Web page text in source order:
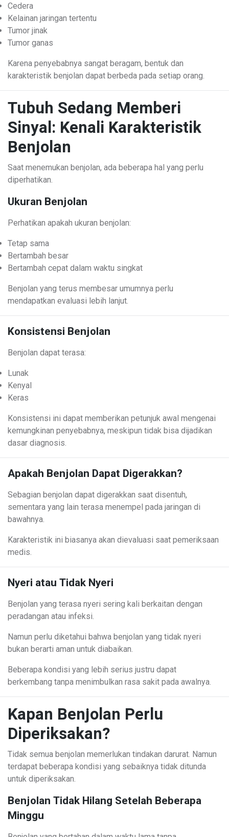
Cedera
Kelainan jaringan tertentu
Tumor jinak
Tumor ganas
Karena penyebabnya sangat beragam, bentuk dan
karakteristik benjolan dapat berbeda pada setiap orang.
Tubuh Sedang Memberi
Sinyal: Kenali Karakteristik
Benjolan
Saat menemukan benjolan, ada beberapa hal yang perlu
diperhatikan.
Ukuran Benjolan
Perhatikan apakah ukuran benjolan:
Tetap sama
Bertambah besar
Bertambah cepat dalam waktu singkat
Benjolan yang terus membesar umumnya perlu
mendapatkan evaluasi lebih lanjut.
Konsistensi Benjolan
Benjolan dapat terasa:
Lunak
Kenyal
Keras
Konsistensi ini dapat memberikan petunjuk awal mengenai
kemungkinan penyebabnya, meskipun tidak bisa dijadikan
dasar diagnosis.
Apakah Benjolan Dapat Digerakkan?
Sebagian benjolan dapat digerakkan saat disentuh,
sementara yang lain terasa menempel pada jaringan di
bawahnya.
Karakteristik ini biasanya akan dievaluasi saat pemeriksaan
medis.
Nyeri atau Tidak Nyeri
Benjolan yang terasa nyeri sering kali berkaitan dengan
peradangan atau infeksi.
Namun perlu diketahui bahwa benjolan yang tidak nyeri
bukan berarti aman untuk diabaikan.
Beberapa kondisi yang lebih serius justru dapat
berkembang tanpa menimbulkan rasa sakit pada awalnya.
Kapan Benjolan Perlu
Diperiksakan?
Tidak semua benjolan memerlukan tindakan darurat. Namun
terdapat beberapa kondisi yang sebaiknya tidak ditunda
untuk diperiksakan.
Benjolan Tidak Hilang Setelah Beberapa
Minggu